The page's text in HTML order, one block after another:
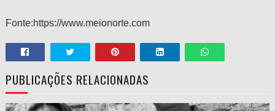
Fonte:https://www.meionorte.com
PUBLICAÇÕES RELACIONADAS